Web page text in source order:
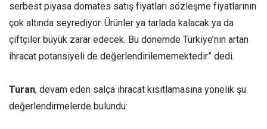
serbest piyasa domates satış fiyatları sözleşme fiyatlarının
çok altında seyrediyor. Ürünler ya tarlada kalacak ya da
çiftçiler büyük zarar edecek. Bu dönemde Türkiye’nin artan
ihracat potansiyeli de değerlendirilememektedir” dedi.
Turan, devam eden salça ihracat kısıtlamasına yönelik şu
değerlendirmelerde bulundu: